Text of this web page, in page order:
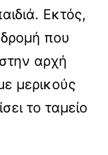
Εκτός,
που
αρχή
μερικούς
το ταμείο